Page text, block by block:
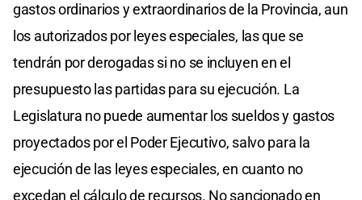
gastos ordinarios y extraordinarios de la Provincia, aun
los autorizados por leyes especiales, las que se
tendrán por derogadas si no se incluyen en el
presupuesto las partidas para su ejecución. La
Legislatura no puede aumentar los sueldos y gastos
proyectados por el Poder Ejecutivo, salvo para la
ejecución de las leyes especiales, en cuanto no
excedan el cálculo de recursos. No sancionado en